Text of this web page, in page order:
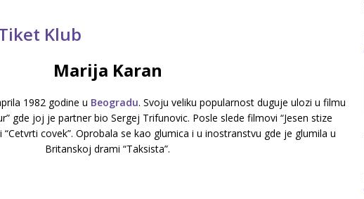
Marija Karan
1982 godine u Beogradu. Svoju veliku popularnost duguje ulozi u filmu
gde joj je partner bio Sergej Trifunovic. Posle slede filmovi “Jesen stize
“Cetvrti covek”. Oprobala se kao glumica i u inostranstvu gde je glumila u
Britanskoj drami “Taksista”.